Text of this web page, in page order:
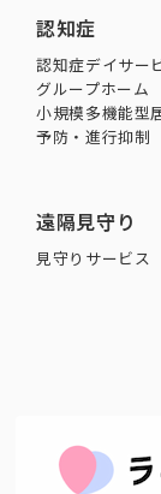
認知症
認知症デイサー
グループホーム
小規模多機能型
予防・進行抑制
遠隔見守り
見守りサービス